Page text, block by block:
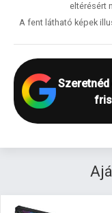
eltérésért
A fent látható képek